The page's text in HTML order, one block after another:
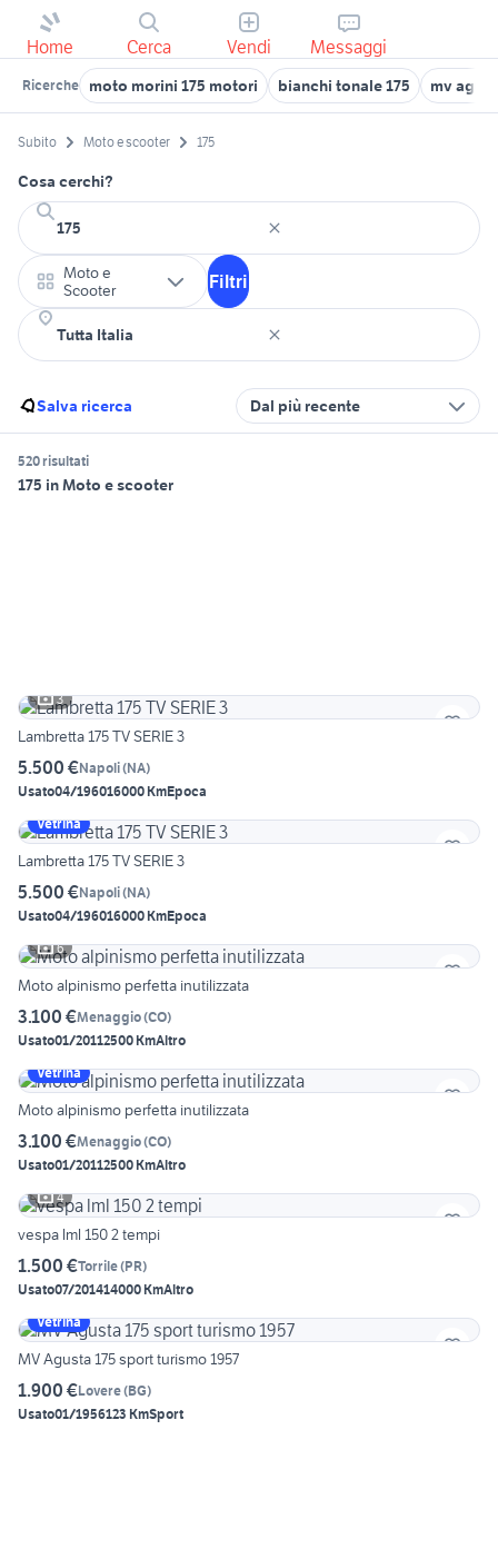
Home Cerca Vendi Messaggi
Ricerche moto morini 175 motori bianchi tonale 175 mv
Subito Moto e scooter 175
Cosa cerchi?
Moto e
Scooter
Filtri
Salva ricerca Dal più recente
520 risultati
175 in Moto e scooter
3
Lambretta 175 TV SERIE 3
5.500 €Napoli(NA)
Usato04/196016000 KmEpoca
Vetrina
Lambretta 175 TV SERIE 3
5.500 €Napoli(NA)
Usato04/196016000 KmEpoca
6
Moto alpinismo perfetta inutilizzata
3.100 €Menaggio(CO)
Usato01/20112500 KmAltro
Vetrina
Moto alpinismo perfetta inutilizzata
3.100 €Menaggio(CO)
Usato01/20112500 KmAltro
4
vespa lml 150 2 tempi
1.500 €Torrile(PR)
Usato07/201414000 KmAltro
Vetrina
MV Agusta 175 sport turismo 1957
1.900 €Lovere(BG)
Usato01/1956123 KmSport